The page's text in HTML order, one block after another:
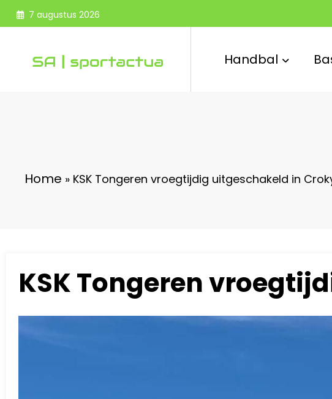
Spring
naar
7 augustus 2026
Handbal
Home » KSK Tongeren vroegtijdig uitgeschakeld in
KSK Tongeren